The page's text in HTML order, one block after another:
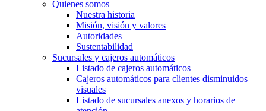
Quienes somos
Nuestra historia
Misión, visión y valores
Autoridades
Sustentabilidad
Sucursales y cajeros automáticos
Listado de cajeros automáticos
Cajeros automáticos para clientes disminuidos
visuales
Listado de sucursales anexos y horarios de